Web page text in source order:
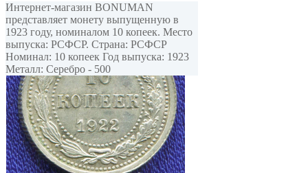
Интернет-магазин BONUMAN
представляет монету выпущенную в
1923 году, номиналом 10 копеек. Место
выпуска: РСФСР. Страна: РСФСР
Номинал: 10 копеек Год выпуска: 1923
Металл: Серебро - 500